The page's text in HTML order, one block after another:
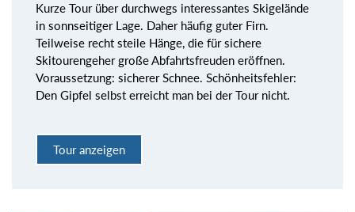
Kurze Tour über durchwegs interessantes Skigelände
in sonnseitiger Lage. Daher häufig guter Firn.
Teilweise recht steile Hänge, die für sichere
Skitourengeher große Abfahrtsfreuden eröffnen.
Voraussetzung: sicherer Schnee. Schönheitsfehler:
Den Gipfel selbst erreicht man bei der Tour nicht.
Tour anzeigen